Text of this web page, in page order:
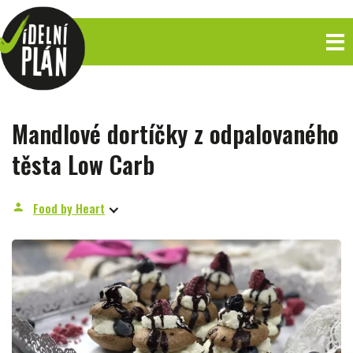
Mandlové dortíčky z odpalovaného
těsta Low Carb
person Food by Heart